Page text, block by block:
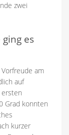
zwei
es
am
auf
ersten
Grad konnten
kurzer